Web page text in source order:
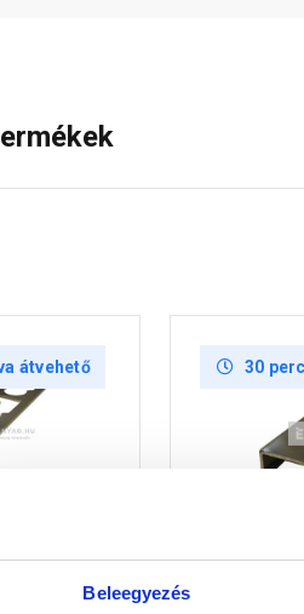
Beleegyezés
átvehető 30